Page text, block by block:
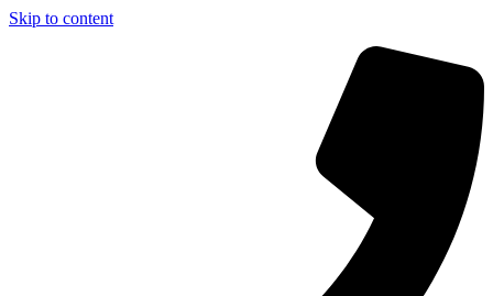
Skip to content